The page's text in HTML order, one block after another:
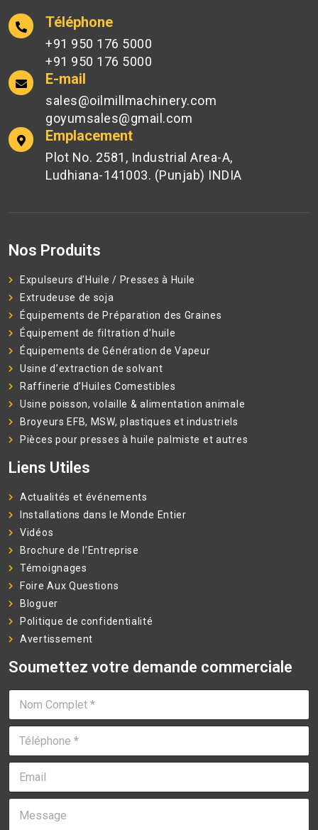
Téléphone
+91 950 176 5000
+91 950 176 5000
E-mail
sales@oilmillmachinery.com
goyumsales@gmail.com
Emplacement
Plot No. 2581, Industrial Area-A,
Ludhiana-141003. (Punjab) INDIA
Nos Produits
Expulseurs d’Huile / Presses à Huile
Extrudeuse de soja
Équipements de Préparation des Graines
Équipement de filtration d’huile
Équipements de Génération de Vapeur
Usine d’extraction de solvant
Raffinerie d’Huiles Comestibles
Usine poisson, volaille & alimentation animale
Broyeurs EFB, MSW, plastiques et industriels
Pièces pour presses à huile palmiste et autres
Liens Utiles
Actualités et événements
Installations dans le Monde Entier
Vidéos
Brochure de l’Entreprise
Témoignages
Foire Aux Questions
Bloguer
Politique de confidentialité
Avertissement
Soumettez votre demande commerciale
N
m
m
l
e
T
l
h
E
a
M